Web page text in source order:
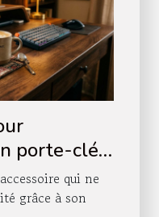
porte-clés
qui ne
grâce à son